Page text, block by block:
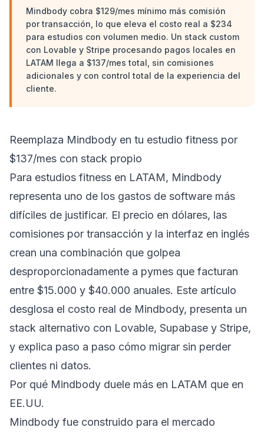
Mindbody cobra $129/mes mínimo más comisión
por transacción, lo que eleva el costo real a $234
para estudios con volumen medio. Un stack custom
con Lovable y Stripe procesando pagos locales en
LATAM llega a $137/mes total, sin comisiones
adicionales y con control total de la experiencia del
cliente.
Reemplaza Mindbody en tu estudio fitness por
$137/mes con stack propio
Para estudios fitness en LATAM, Mindbody
representa uno de los gastos de software más
difíciles de justificar. El precio en dólares, las
comisiones por transacción y la interfaz en inglés
crean una combinación que golpea
desproporcionadamente a pymes que facturan
entre $15.000 y $40.000 anuales. Este artículo
desglosa el costo real de Mindbody, presenta un
stack alternativo con Lovable, Supabase y Stripe,
y explica paso a paso cómo migrar sin perder
clientes ni datos.
Por qué Mindbody duele más en LATAM que en
EE.UU.
Mindbody fue construido para el mercado